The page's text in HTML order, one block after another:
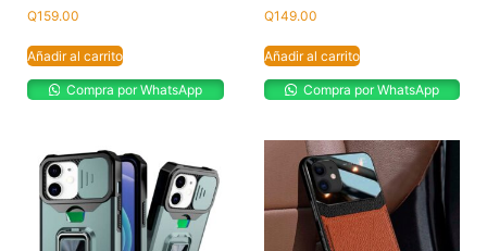
Q159.00
Añadir al carrito
Compra por WhatsApp
Q149.00
Añadir al carrito
Compra por WhatsApp